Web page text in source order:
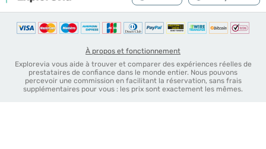
À propos et fonctionnement
Explorevia vous aide à trouver et comparer des expériences réelles de
prestataires de confiance dans le monde entier. Nous pouvons
percevoir une commission en facilitant la réservation, sans frais
supplémentaires pour vous : les prix sont exactement les mêmes.